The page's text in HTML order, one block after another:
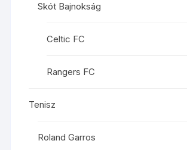
Skót Bajnokság
Celtic FC
Rangers FC
Tenisz
Roland Garros